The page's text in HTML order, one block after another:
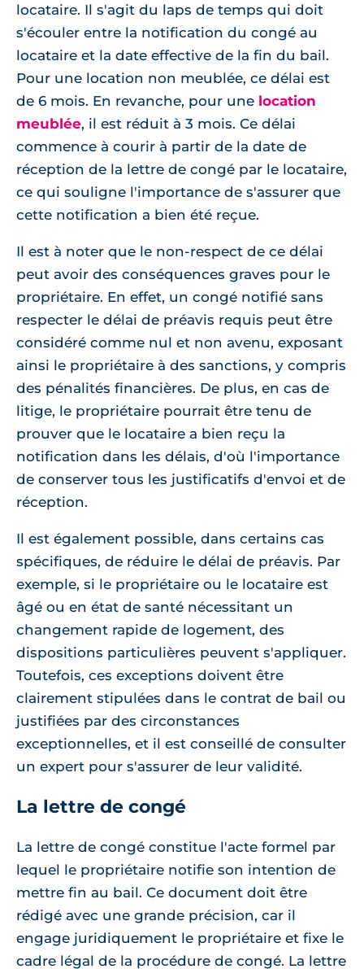
locataire. Il s'agit du laps de temps qui doit
s'écouler entre la notification du congé au
locataire et la date effective de la fin du bail.
Pour une location non meublée, ce délai est
de 6 mois. En revanche, pour une location
meublée, il est réduit à 3 mois. Ce délai
commence à courir à partir de la date de
réception de la lettre de congé par le locataire,
ce qui souligne l'importance de s'assurer que
cette notification a bien été reçue.
Il est à noter que le non-respect de ce délai
peut avoir des conséquences graves pour le
propriétaire. En effet, un congé notifié sans
respecter le délai de préavis requis peut être
considéré comme nul et non avenu, exposant
ainsi le propriétaire à des sanctions, y compris
des pénalités financières. De plus, en cas de
litige, le propriétaire pourrait être tenu de
prouver que le locataire a bien reçu la
notification dans les délais, d'où l'importance
de conserver tous les justificatifs d'envoi et de
réception.
Il est également possible, dans certains cas
spécifiques, de réduire le délai de préavis. Par
exemple, si le propriétaire ou le locataire est
âgé ou en état de santé nécessitant un
changement rapide de logement, des
dispositions particulières peuvent s'appliquer.
Toutefois, ces exceptions doivent être
clairement stipulées dans le contrat de bail ou
justifiées par des circonstances
exceptionnelles, et il est conseillé de consulter
un expert pour s'assurer de leur validité.
La lettre de congé
La lettre de congé constitue l'acte formel par
lequel le propriétaire notifie son intention de
mettre fin au bail. Ce document doit être
rédigé avec une grande précision, car il
engage juridiquement le propriétaire et fixe le
cadre légal de la procédure de congé. La lettre